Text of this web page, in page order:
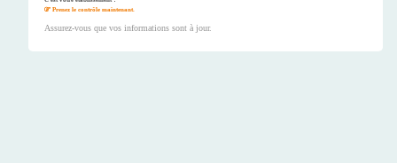
Prenez le contrôle maintenant.
Assurez-vous que vos informations sont à jour.